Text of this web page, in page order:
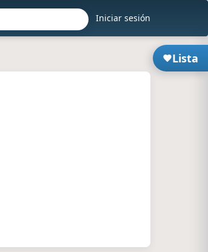
Iniciar sesión
Lista